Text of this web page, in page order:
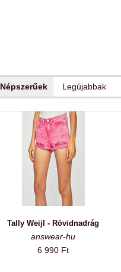
Népszerűek Legújabbak
Tally Weijl - Rövidnadrág
answear-hu
6 990 Ft